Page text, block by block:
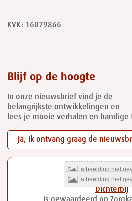
KVK: 16079866
Blijf op de hoogte
In onze nieuwsbrief vind je de
belangrijkste ontwikkelingen en
lees je mooie verhalen en handige
Ja, ik ontvang graag de
Dichterbij
is gewaardeerd op